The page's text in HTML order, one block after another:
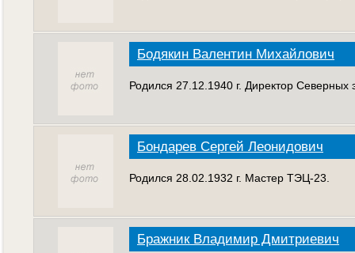
Бодякин Валентин Михайлович
Родился 27.12.1940 г. Директор Северных
Бондарев Сергей Леонидович
Родился 28.02.1932 г. Мастер ТЭЦ-23.
Бражник Владимир Дмитриевич